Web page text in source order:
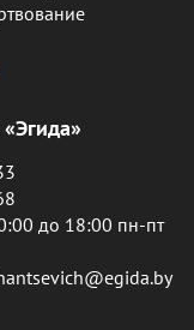
до 18:00 пн-пт